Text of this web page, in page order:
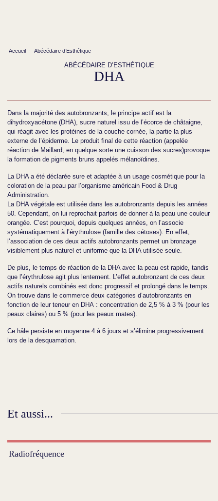
Accueil - Abécédaire d’Esthétique
ABÉCÉDAIRE D’ESTHÉTIQUE
DHA
Dans la majorité des autobronzants, le principe actif est la
dihydroxyacétone (DHA), sucre naturel issu de l’écorce de châtaigne,
qui réagit avec les protéines de la couche cornée, la partie la plus
externe de l’épiderme. Le produit final de cette réaction (appelée
réaction de Maillard, en quelque sorte une cuisson des sucres)provoque
la formation de pigments bruns appelés mélanoïdines.
La DHA a été déclarée sure et adaptée à un usage cosmétique pour la
coloration de la peau par l’organisme américain Food & Drug
Administration.
La DHA végétale est utilisée dans les autobronzants depuis les années
50. Cependant, on lui reprochait parfois de donner à la peau une couleur
orangée. C’est pourquoi, depuis quelques années, on l’associe
systématiquement à l’érythrulose (famille des cétoses). En effet,
l’association de ces deux actifs autobronzants permet un bronzage
visiblement plus naturel et uniforme que la DHA utilisée seule.
De plus, le temps de réaction de la DHA avec la peau est rapide, tandis
que l’érythrulose agit plus lentement. L’effet autobronzant de ces deux
actifs naturels combinés est donc progressif et prolongé dans le temps.
On trouve dans le commerce deux catégories d’autobronzants en
fonction de leur teneur en DHA : concentration de 2,5 % à 3 % (pour les
peaux claires) ou 5 % (pour les peaux mates).
Ce hâle persiste en moyenne 4 à 6 jours et s’élimine progressivement
lors de la desquamation.
Et aussi...
Radiofréquence